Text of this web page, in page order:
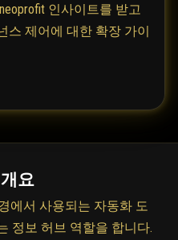
인사이트를 받고
스 제어에 대한 확장 가이
요
에서 사용되는 자동화 도
정보 허브 역할을 합니다.